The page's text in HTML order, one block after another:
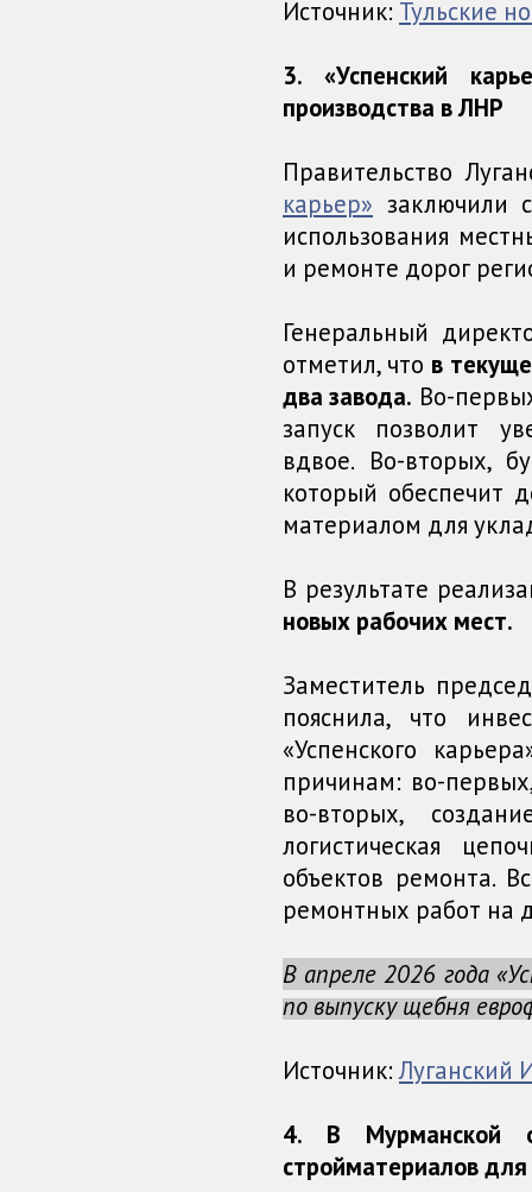
Источник: Тульские
3. «Успенский
производства в ЛНР
Правительство
карьер» заключили
использования
и ремонте дорог
Генеральный
отметил, что в
два завода. Во-
запуск позволит
вдвое. Во-вторых,
который обеспечит
материалом для
В результате
новых рабочих мест.
Заместитель
пояснила, что
«Успенского
причинам: во-
во-вторых,
логистическая
объектов ремонта.
ремонтных работ на
В апреле 2026 года
по выпуску щебня
Источник:
4. В Мурманской
стройматериалов